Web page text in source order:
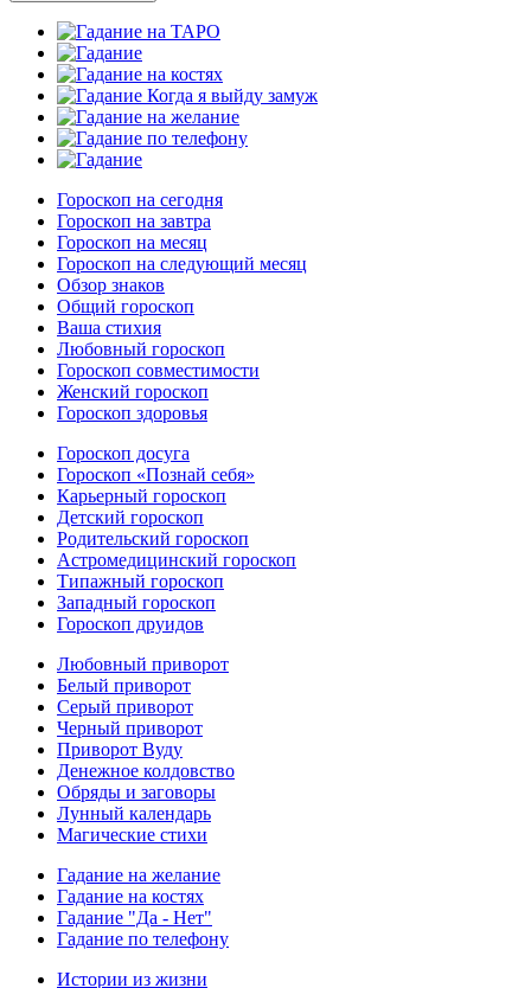
Гороскоп на сегодня
Гороскоп на завтра
Гороскоп на месяц
Гороскоп на следующий месяц
Обзор знаков
Общий гороскоп
Ваша стихия
Любовный гороскоп
Гороскоп совместимости
Женский гороскоп
Гороскоп здоровья
Гороскоп досуга
Гороскоп «Познай себя»
Карьерный гороскоп
Детский гороскоп
Родительский гороскоп
Астромедицинский гороскоп
Типажный гороскоп
Западный гороскоп
Гороскоп друидов
Любовный приворот
Белый приворот
Серый приворот
Черный приворот
Приворот Вуду
Денежное колдовство
Обряды и заговоры
Лунный календарь
Магические стихи
Гадание на желание
Гадание на костях
Гадание "Да - Нет"
Гадание по телефону
Истории из жизни